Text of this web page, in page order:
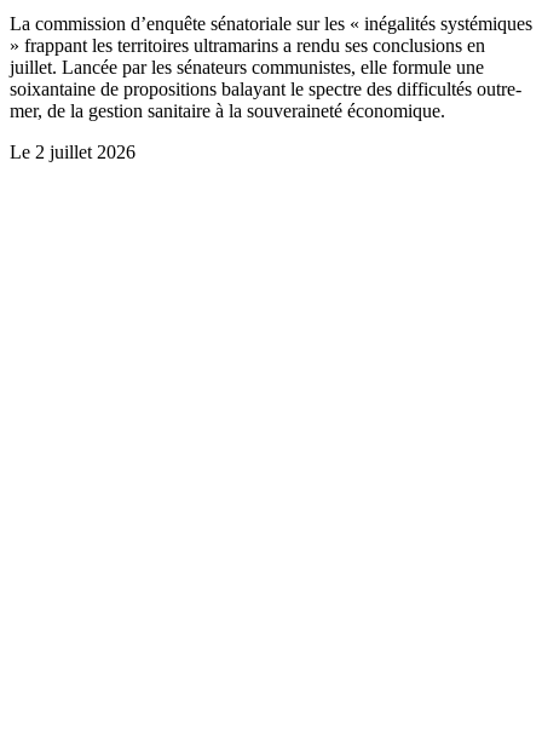
La commission d’enquête sénatoriale sur les « inégalités systémiques
» frappant les territoires ultramarins a rendu ses conclusions en
juillet. Lancée par les sénateurs communistes, elle formule une
soixantaine de propositions balayant le spectre des difficultés outre-
mer, de la gestion sanitaire à la souveraineté économique.
Le 2 juillet 2026